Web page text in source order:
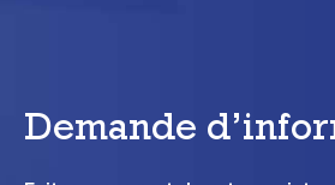
Demande